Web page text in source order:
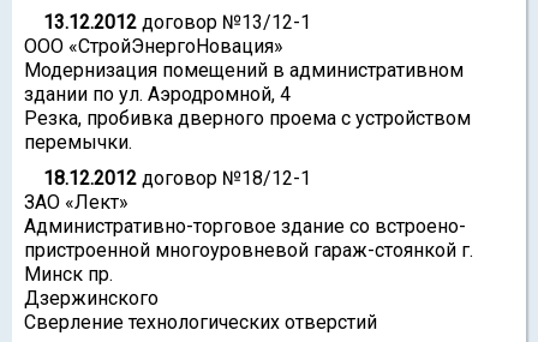
13.12.2012 договор №13/12-1
ООО «СтройЭнергоНовация»
Модернизация помещений в административном
здании по ул. Аэродромной, 4
Резка, пробивка дверного проема с устройством
перемычки.
18.12.2012 договор №18/12-1
ЗАО «Лект»
Административно-торговое здание со встроено-
пристроенной многоуровневой гараж-стоянкой г.
Минск пр.
Дзержинского
Сверление технологических отверстий